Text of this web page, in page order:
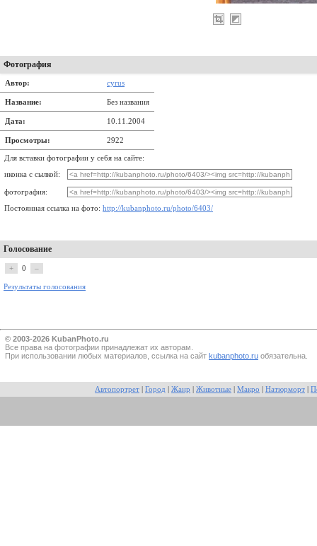
Фотография
Автор: cyrus
Название: Без названия
Дата: 10.11.2004
Просмотры: 2922
Для вставки фотографии у себя на сайте:
иконка с сылкой:
фотография:
Постоянная ссылка на фото: http://kubanphoto.ru/photo/6403/
Голосование
+ 0 –
Результаты голосования
© 2003-2026 KubanPhoto.ru
Все прaва на фотографии принадлежат их авторам.
При использовании любых материалов, ссылка на сайт kubanphoto.ru обязательна.
Автопортрет Город Жанр Животные Макро Натюрморт